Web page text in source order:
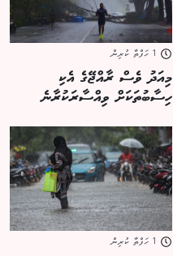
މިއަދު ވެސް ރާއްޖޭގެ އެކި
ހިސާބުތަކަށް ވިއްސާރަކުރާނެ